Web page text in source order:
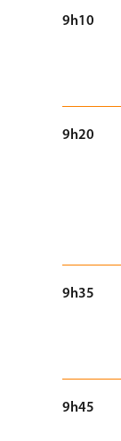
9h10
9h20
9h35
9h45